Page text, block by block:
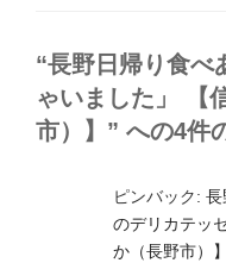
“長野日帰り食べ
ゃいました」 【
市）】” への4件
ピンバック: 長
のデリカテッ
か（長野市）